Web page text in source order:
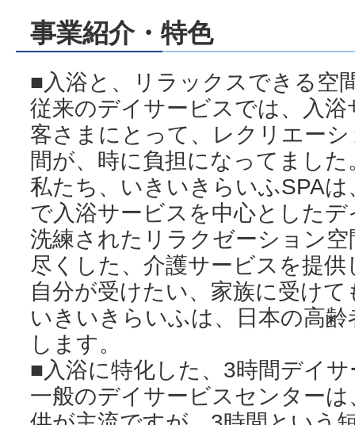
事業紹介・特色
■入浴と、リラックスできる空
従来のデイサービスでは、入
客さまにとって、レクリエー
間が、時に負担になってました
私たち、いきいきらいふSPA
で入浴サービスを中心とした
洗練されたリラクゼーション
尽くした、介護サービスを提
自分が受けたい、家族に受け
いきいきらいふは、日本の高
します。
■入浴に特化した、3時間デイ
一般のデイサービスセンター